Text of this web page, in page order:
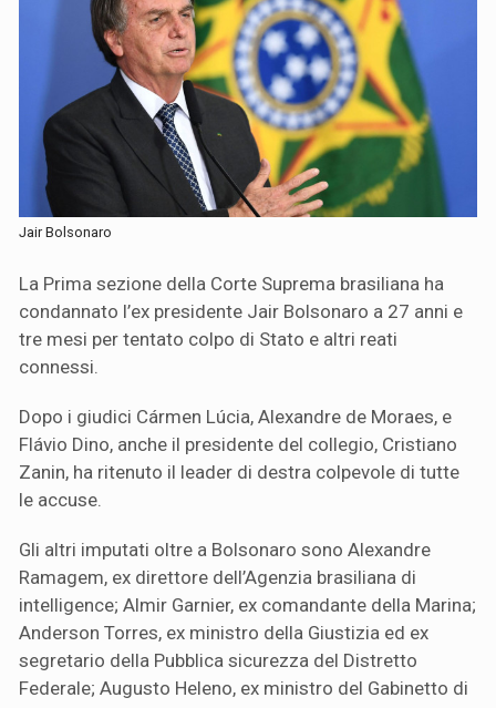
Jair Bolsonaro
La Prima sezione della Corte Suprema brasiliana ha
condannato l’ex presidente Jair Bolsonaro a 27 anni e
tre mesi per tentato colpo di Stato e altri reati
connessi.
Dopo i giudici Cármen Lúcia, Alexandre de Moraes, e
Flávio Dino, anche il presidente del collegio, Cristiano
Zanin, ha ritenuto il leader di destra colpevole di tutte
le accuse.
Gli altri imputati oltre a Bolsonaro sono Alexandre
Ramagem, ex direttore dell’Agenzia brasiliana di
intelligence; Almir Garnier, ex comandante della Marina;
Anderson Torres, ex ministro della Giustizia ed ex
segretario della Pubblica sicurezza del Distretto
Federale; Augusto Heleno, ex ministro del Gabinetto di